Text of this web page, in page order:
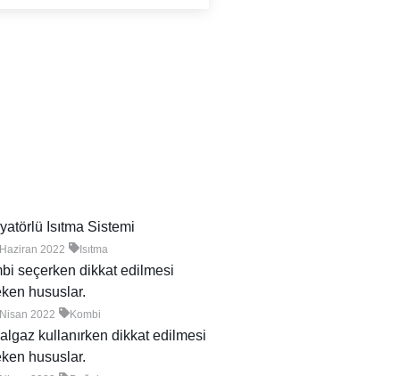
Isıtma Sistemi
2022 Isıtma
seçerken dikkat edilmesi
hususlar.
2022 Kombi
kullanırken dikkat edilmesi
hususlar.